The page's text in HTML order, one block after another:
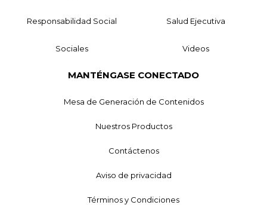
Responsabilidad Social Salud Ejecutiva
Sociales Videos
MANTÉNGASE CONECTADO
Mesa de Generación de Contenidos
Nuestros Productos
Contáctenos
Aviso de privacidad
Términos y Condiciones